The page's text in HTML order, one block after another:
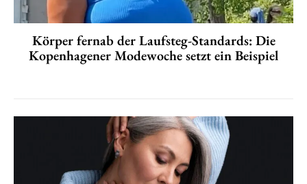
Körper fernab der Laufsteg-Standards: Die
Kopenhagener Modewoche setzt ein Beispiel